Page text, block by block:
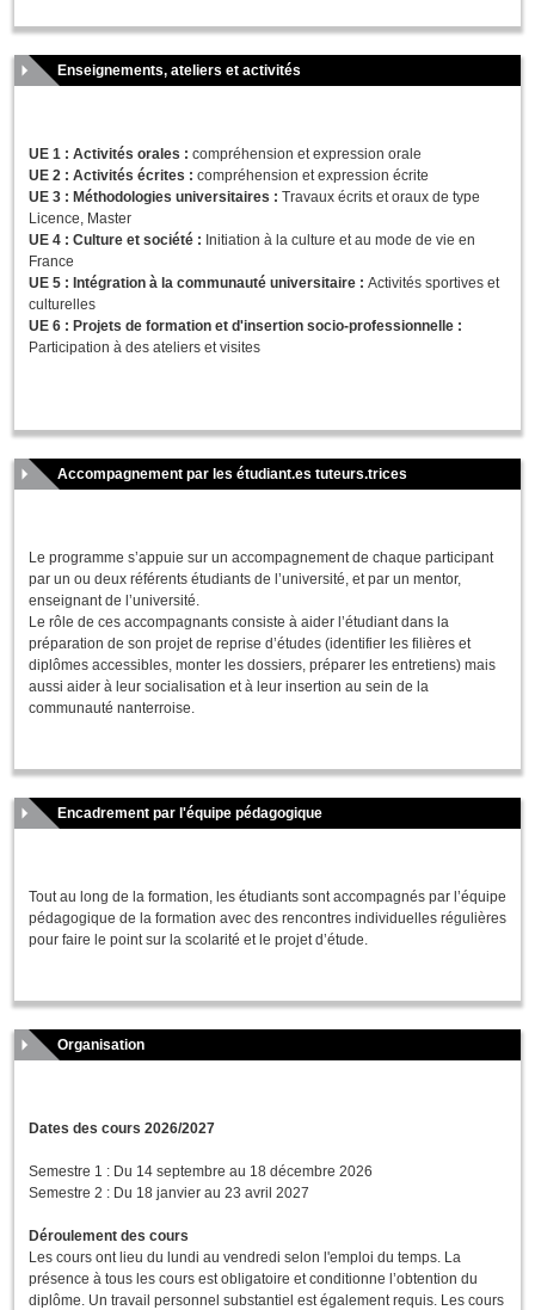
Enseignements, ateliers et activités
UE 1 : Activités orales : compréhension et expression orale
UE 2 : Activités écrites : compréhension et expression écrite
UE 3 : Méthodologies universitaires : Travaux écrits et oraux de type
Licence, Master
UE 4 : Culture et société : Initiation à la culture et au mode de vie en
France
UE 5 : Intégration à la communauté universitaire : Activités sportives et
culturelles
UE 6 : Projets de formation et d'insertion socio-professionnelle :
Participation à des ateliers et visites
Accompagnement par les étudiant.es tuteurs.trices
Le programme s’appuie sur un accompagnement de chaque participant
par un ou deux référents étudiants de l’université, et par un mentor,
enseignant de l’université.
Le rôle de ces accompagnants consiste à aider l’étudiant dans la
préparation de son projet de reprise d’études (identifier les filières et
diplômes accessibles, monter les dossiers, préparer les entretiens) mais
aussi aider à leur socialisation et à leur insertion au sein de la
communauté nanterroise.
Encadrement par l'équipe pédagogique
Tout au long de la formation, les étudiants sont accompagnés par l’équipe
pédagogique de la formation avec des rencontres individuelles régulières
pour faire le point sur la scolarité et le projet d’étude.
Organisation
Dates des cours 2026/2027
Semestre 1 : Du 14 septembre au 18 décembre 2026
Semestre 2 : Du 18 janvier au 23 avril 2027
Déroulement des cours
Les cours ont lieu du lundi au vendredi selon l'emploi du temps. La
présence à tous les cours est obligatoire et conditionne l’obtention du
diplôme. Un travail personnel substantiel est également requis. Les cours